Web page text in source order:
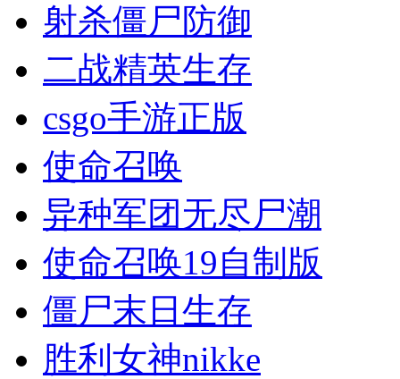
射杀僵尸防御
二战精英生存
csgo手游正版
使命召唤
异种军团无尽尸潮
使命召唤19自制版
僵尸末日生存
胜利女神nikke